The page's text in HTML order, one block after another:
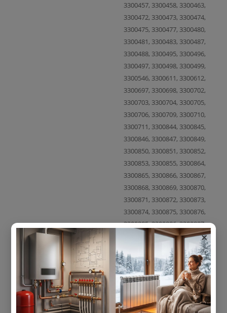
3300457, 3300458, 3300463,
3300472, 3300473, 3300474,
3300475, 3300477, 3300480,
3300481, 3300483, 3300487,
3300488, 3300495, 3300496,
3300497, 3300498, 3300499,
3300546, 3300611, 3300612,
3300697, 3300698, 3300702,
3300703, 3300704, 3300705,
3300706, 3300709, 3300710,
3300711, 3300844, 3300845,
3300846, 3300847, 3300849,
3300850, 3300851, 3300852,
3300853, 3300855, 3300864,
3300865, 3300866, 3300867,
3300868, 3300869, 3300870,
3300871, 3300872, 3300873,
3300874, 3300875, 3300876,
3300885, 3300886, 3300887,
3300888, 3300889, 3300893,
3300894, 3300895, 3300896,
3300897, 3300946, 3301017,
3301018, 3301019, 3301020,
3301021, 3301022, 3301027,
3301028, 3301029, 3301031,
3301032, 3301036, 3301039,
×